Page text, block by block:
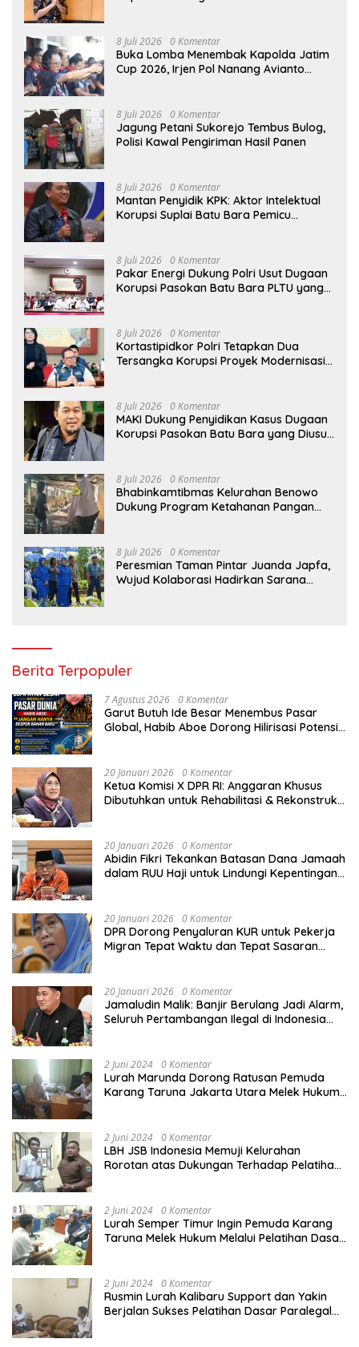
8 Juli 2026 0 Komentar
Buka Lomba Menembak Kapolda Jatim
Cup 2026, Irjen Pol Nanang Avianto
8 Juli 2026 0 Komentar
Jagung Petani Sukorejo Tembus Bulog,
Polisi Kawal Pengiriman Hasil Panen
8 Juli 2026 0 Komentar
Mantan Penyidik KPK: Aktor Intelektual
Korupsi Suplai Batu Bara Pemicu
8 Juli 2026 0 Komentar
Pakar Energi Dukung Polri Usut Dugaan
Korupsi Pasokan Batu Bara PLTU yang
8 Juli 2026 0 Komentar
Kortastipidkor Polri Tetapkan Dua
Tersangka Korupsi Proyek Modernisasi
8 Juli 2026 0 Komentar
MAKI Dukung Penyidikan Kasus Dugaan
Korupsi Pasokan Batu Bara yang Diusut
8 Juli 2026 0 Komentar
Bhabinkamtibmas Kelurahan Benowo
Dukung Program Ketahanan Pangan
8 Juli 2026 0 Komentar
Peresmian Taman Pintar Juanda Japfa,
Wujud Kolaborasi Hadirkan Sarana
Berita Terpopuler
7 Agustus 2026 0 Komentar
Garut Butuh Ide Besar Menembus Pasar
Global, Habib Aboe Dorong Hilirisasi Potensi
20 Januari 2026 0 Komentar
Ketua Komisi X DPR RI: Anggaran Khusus
Dibutuhkan untuk Rehabilitasi & Rekonstruksi
20 Januari 2026 0 Komentar
Abidin Fikri Tekankan Batasan Dana Jamaah
dalam RUU Haji untuk Lindungi Kepentingan
20 Januari 2026 0 Komentar
DPR Dorong Penyaluran KUR untuk Pekerja
Migran Tepat Waktu dan Tepat Sasaran
20 Januari 2026 0 Komentar
Jamaludin Malik: Banjir Berulang Jadi Alarm,
Seluruh Pertambangan Ilegal di Indonesia
2 Juni 2024 0 Komentar
Lurah Marunda Dorong Ratusan Pemuda
Karang Taruna Jakarta Utara Melek Hukum
2 Juni 2024 0 Komentar
LBH JSB Indonesia Memuji Kelurahan
Rorotan atas Dukungan Terhadap Pelatihan
2 Juni 2024 0 Komentar
Lurah Semper Timur Ingin Pemuda Karang
Taruna Melek Hukum Melalui Pelatihan Dasar
2 Juni 2024 0 Komentar
Rusmin Lurah Kalibaru Support dan Yakin
Berjalan Sukses Pelatihan Dasar Paralegal